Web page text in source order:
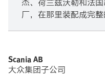
厂，在那里装配成完整
Scania AB
大众集团子公司